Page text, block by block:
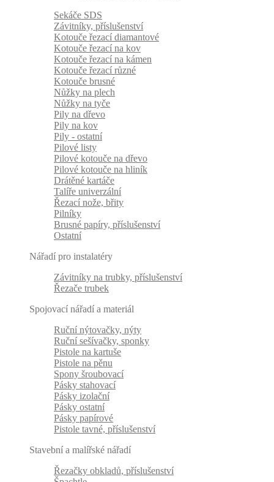
Sekáče SDS
Závitníky, příslušenství
Kotouče řezací diamantové
Kotouče řezací na kov
Kotouče řezací na kámen
Kotouče řezací různé
Kotouče brusné
Nůžky na plech
Nůžky na tyče
Pily na dřevo
Pily na kov
Pily - ostatní
Pilové listy
Pilové kotouče na dřevo
Pilové kotouče na hliník
Drátěné kartáče
Talíře univerzální
Řezací nože, břity
Pilníky
Brusné papíry, příslušenství
Ostatní
Nářadí pro instalatéry
Závitníky na trubky, příslušenství
Řezače trubek
Spojovací nářadí a materiál
Ruční nýtovačky, nýty
Ruční sešívačky, sponky
Pistole na kartuše
Pistole na pěnu
Spony šroubovací
Pásky stahovací
Pásky izolační
Pásky ostatní
Pásky papírové
Pistole tavné, příslušenství
Stavební a malířské nářadí
Řezačky obkladů, příslušenství